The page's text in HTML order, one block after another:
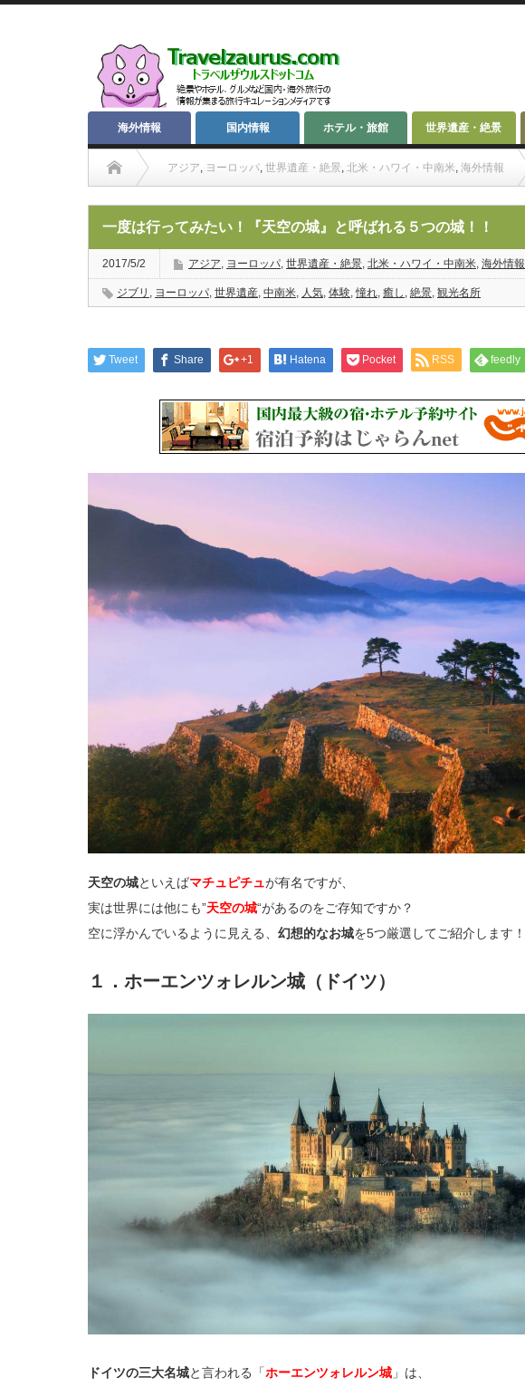
海外情報 国内情報 ホテル・旅館 世界遺産・絶景
アジア, ヨーロッパ, 世界遺産・絶景, 北米・ハワイ・中南米, 海外情報
一度は行ってみたい！『天空の城』と呼ばれる５つの城！！
2017/5/2 アジア, ヨーロッパ, 世界遺産・絶景, 北米・ハワイ・中南米, 海外情報
ジブリ , ヨーロッパ, 世界遺産, 中南米, 人気, 体験,憧れ, 癒し , 絶景, 観光名所
Tweet Share +1 Hatena Pocket RSS feedly
天空の城といえばマチュピチュが有名ですが、
実は世界には他にも”天空の城“があるのをご存知ですか？
空に浮かんでいるように見える、 幻想的なお城を5つ厳選してご紹介します！
１．ホーエンツォレルン城（ドイツ）
ドイツの三大名城と言われる「ホーエンツォレルン城 」は、